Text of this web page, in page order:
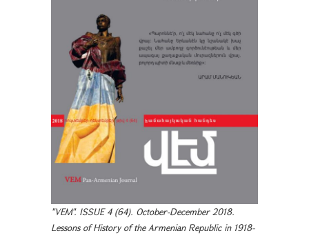
"VEM". ISSUE 4 (64). October-December 2018.
Lessons of History of the Armenian Republic in 1918-